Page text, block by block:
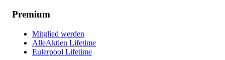
Premium
Mitglied werden
AlleAktien Lifetime
Eulerpool Lifetime